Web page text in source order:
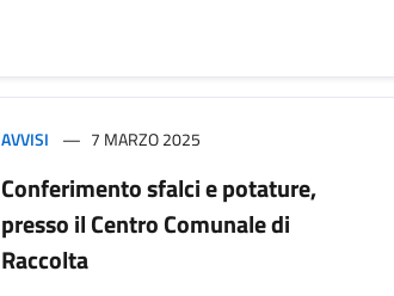
AVVISI 7 MARZO 2025
Conferimento sfalci e potature,
presso il Centro Comunale di
Raccolta